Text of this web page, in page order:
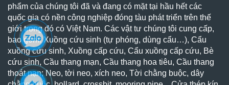
phẩm của chúng tôi đã và đang có mặt tại hầu hết các
quốc gia có nền công nghiệp đóng tàu phát triển trên thế
giới trong đó có Việt Nam. Các vật tư chúng tôi cung cấp,
bao gồm: Xuồng cứu sinh (tự phóng, dùng cẩu…), Cẩu
xuồng cứu sinh, Xuồng cấp cứu, Cẩu xuồng cấp cứu, Bè
cứu sinh, Cầu thang mạn, Cầu thang hoa tiêu, Cầu thang
thoát nạn; Neo, tời neo, xích neo, Tời chằng buộc, dây